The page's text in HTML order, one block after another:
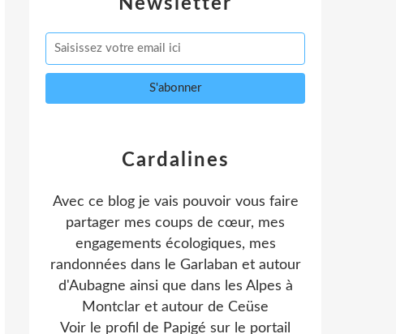
Newsletter
Cardalines
Avec ce blog je vais pouvoir vous faire
partager mes coups de cœur, mes
engagements écologiques, mes
randonnées dans le Garlaban et autour
d'Aubagne ainsi que dans les Alpes à
Montclar et autour de Ceüse
Voir le profil de Papigé sur le portail